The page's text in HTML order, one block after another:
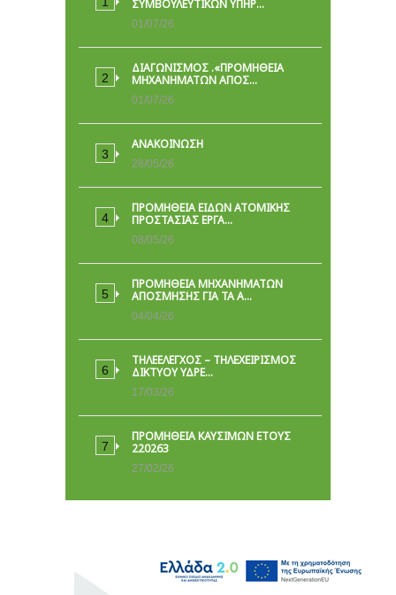
ΣΥΜΒΟΥΛΕΥΤΙΚΏΝ ΥΠΗΡ…
01/07/26
ΔΙΑΓΩΝΙΣΜΟΣ .«ΠΡΟΜΗΘΕΙΑ
ΜΗΧΑΝΗΜΑΤΩΝ ΑΠΟΣ…
01/07/26
ΑΝΑΚΟΙΝΩΣΗ
28/05/26
ΠΡΟΜΉΘΕΙΑ ΕΙΔΏΝ ΑΤΟΜΙΚΉΣ
ΠΡΟΣΤΑΣΊΑΣ ΕΡΓΑ…
08/05/26
ΠΡΟΜΗΘΕΙΑ ΜΗΧΑΝΗΜΑΤΩΝ
ΑΠΟΣΜΗΣΗΣ ΓΙΑ ΤΑ Α…
04/04/26
ΤΗΛΕΕΛΕΓΧΟΣ – ΤΗΛΕΧΕΙΡΙΣΜΟΣ
ΔΙΚΤΥΟΥ ΥΔΡΕ…
17/03/26
ΠΡΟΜΗΘΕΙΑ ΚΑΥΣΙΜΩΝ ΕΤΟΥΣ
220263
27/02/26